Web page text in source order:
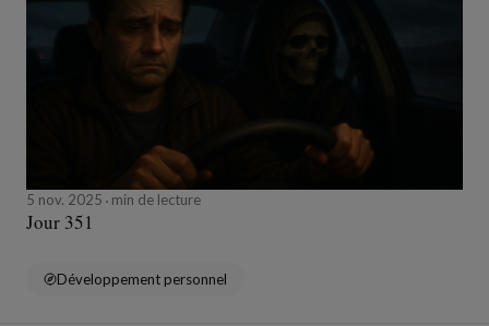
5 nov. 2025 min de lecture
Jour 351
Développement personnel